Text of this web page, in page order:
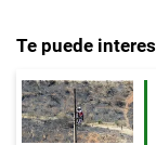
Te puede